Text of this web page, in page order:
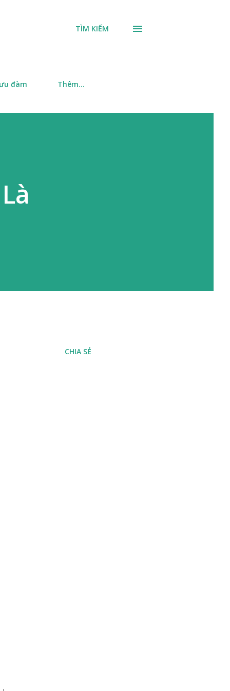
TÌM KIẾM
đàm Thêm…
CHIA SẺ